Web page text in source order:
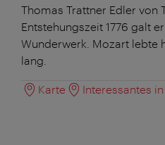
Thomas Trattner Edler von
Entstehungszeit 1776 galt
Wunderwerk. Mozart lebte
lang.
Karte Interessantes